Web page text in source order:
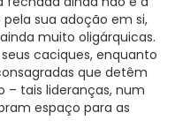
sua adoção em si,
muito oligárquicas.
caciques, enquanto
que detêm
tais lideranças, num
espaço para as